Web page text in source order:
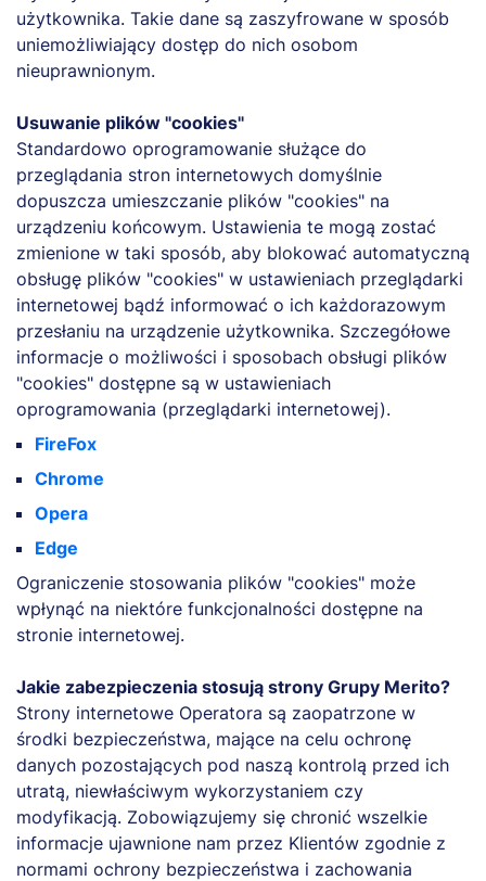
użytkownika. Takie dane są zaszyfrowane w sposób
uniemożliwiający dostęp do nich osobom
nieuprawnionym.
Usuwanie plików "cookies"
Standardowo oprogramowanie służące do
przeglądania stron internetowych domyślnie
dopuszcza umieszczanie plików "cookies" na
urządzeniu końcowym. Ustawienia te mogą zostać
zmienione w taki sposób, aby blokować automatyczną
obsługę plików "cookies" w ustawieniach przeglądarki
internetowej bądź informować o ich każdorazowym
przesłaniu na urządzenie użytkownika. Szczegółowe
informacje o możliwości i sposobach obsługi plików
"cookies" dostępne są w ustawieniach
oprogramowania (przeglądarki internetowej).
FireFox
Chrome
Opera
Edge
Ograniczenie stosowania plików "cookies" może
wpłynąć na niektóre funkcjonalności dostępne na
stronie internetowej.
Jakie zabezpieczenia stosują strony Grupy Merito?
Strony internetowe Operatora są zaopatrzone w
środki bezpieczeństwa, mające na celu ochronę
danych pozostających pod naszą kontrolą przed ich
utratą, niewłaściwym wykorzystaniem czy
modyfikacją. Zobowiązujemy się chronić wszelkie
informacje ujawnione nam przez Klientów zgodnie z
normami ochrony bezpieczeństwa i zachowania